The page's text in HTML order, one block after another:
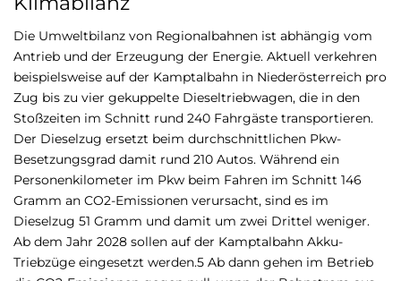
Die Umweltbilanz von Regionalbahnen ist abhängig vom
Antrieb und der Erzeugung der Energie. Aktuell verkehren
beispielsweise auf der Kamptalbahn in Niederösterreich pro
Zug bis zu vier gekuppelte Dieseltriebwagen, die in den
Stoßzeiten im Schnitt rund 240 Fahrgäste transportieren.
Der Dieselzug ersetzt beim durchschnittlichen Pkw-
Besetzungsgrad damit rund 210 Autos. Während ein
Personenkilometer im Pkw beim Fahren im Schnitt 146
Gramm an CO2-Emissionen verursacht, sind es im
Dieselzug 51 Gramm und damit um zwei Drittel weniger.
Ab dem Jahr 2028 sollen auf der Kamptalbahn Akku-
Triebzüge eingesetzt werden.5 Ab dann gehen im Betrieb